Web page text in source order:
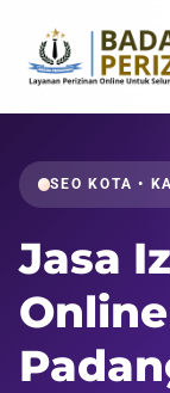
SEO KOTA •
Jasa